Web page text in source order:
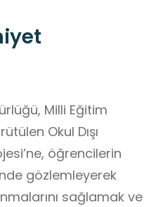
Milli Eğitim
Okul Dışı
öğrencilerin
gözlemleyerek
sağlamak ve